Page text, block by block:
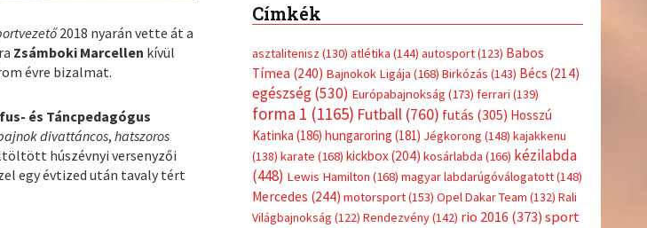
2018 nyarán vette át a
Zsámboki Marcellen kívül
évre bizalmat.
és Táncpedagógus
divattáncos,hatszoros
húszévnyi versenyzői
egy évtized után tavaly tért
Címkék
asztalitenisz (130) atlétika (144) autosport(123) Babos
Tímea (240) Bajnokok Ligája (168) Birkózás (143) Bécs (214)
egészség(530) Európabajnokság (173) ferrari (139)
forma 1 (1165) Futball(760) futás (305) Hosszú
Katinka (186) hungaroring (181) Jégkorong (148) kajakkenu
(138) karate (168) kickbox(204) kosárlabda (166) kézilabda
(448) Lewis Hamilton (168) magyar labdarúgóválogatott(148)
Mercedes (244) motorsport(153) Opel Dakar Team (132) Rali
Világbajnokság (122) Rendezvény(142) rio 2016 (373) sport